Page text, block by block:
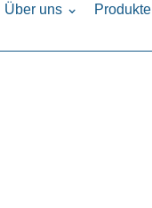
Über uns Produkte